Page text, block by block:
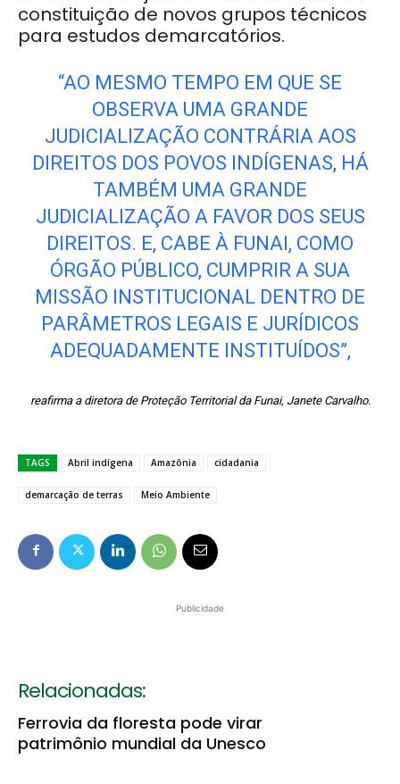
constituição de novos grupos técnicos
para estudos demarcatórios.
“AO MESMO TEMPO EM QUE SE
OBSERVA UMA GRANDE
JUDICIALIZAÇÃO CONTRÁRIA AOS
DIREITOS DOS POVOS INDÍGENAS, HÁ
TAMBÉM UMA GRANDE
JUDICIALIZAÇÃO A FAVOR DOS SEUS
DIREITOS. E, CABE À FUNAI, COMO
ÓRGÃO PÚBLICO, CUMPRIR A SUA
MISSÃO INSTITUCIONAL DENTRO DE
PARÂMETROS LEGAIS E JURÍDICOS
ADEQUADAMENTE INSTITUÍDOS”,
reafirma a diretora de Proteção Territorial da Funai, Janete Carvalho.
TAGS Abril indígena Amazônia cidadania
demarcação de terras Meio Ambiente
Publicidade
Relacionadas:
Ferrovia da floresta pode virar
patrimônio mundial da Unesco